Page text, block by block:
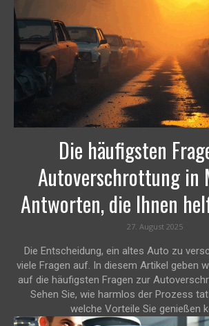
Die häufigsten
Autoverschrottung in
Antworten, die Ihnen
27. August 2025
Die Entscheidung, ein altes Auto zu
viele Fragen auf. In diesem Artikel geben
auf die häufigsten Fragen zur
Sehen Sie, wie harmlos der Prozess
welche Vorteile Sie genießen